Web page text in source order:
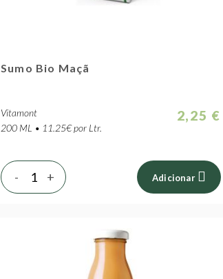
Sumo Bio Maçã
Vitamont
200 ML • 11.25€ por Ltr.
2,25 €
+
- Adicionar